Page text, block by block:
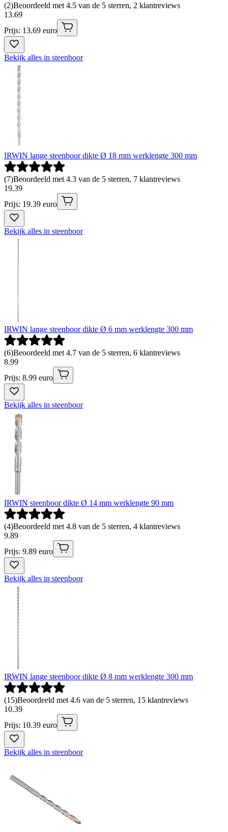
(2)Beoordeeld met 4.5 van de 5 sterren, 2 klantreviews
13.69
Prijs: 13.69 euro
Bekijk alles in steenboor
IRWIN lange steenboor dikte Ø 18 mm werklengte 300 mm
(7)Beoordeeld met 4.3 van de 5 sterren, 7 klantreviews
19.39
Prijs: 19.39 euro
Bekijk alles in steenboor
IRWIN lange steenboor dikte Ø 6 mm werklengte 300 mm
(6)Beoordeeld met 4.7 van de 5 sterren, 6 klantreviews
8.99
Prijs: 8.99 euro
Bekijk alles in steenboor
IRWIN steenboor dikte Ø 14 mm werklengte 90 mm
(4)Beoordeeld met 4.8 van de 5 sterren, 4 klantreviews
9.89
Prijs: 9.89 euro
Bekijk alles in steenboor
IRWIN lange steenboor dikte Ø 8 mm werklengte 300 mm
(15)Beoordeeld met 4.6 van de 5 sterren, 15 klantreviews
10.39
Prijs: 10.39 euro
Bekijk alles in steenboor